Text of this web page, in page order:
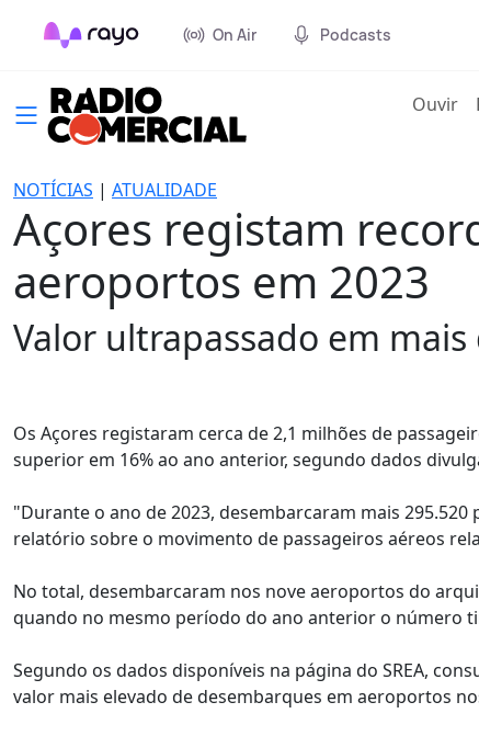
On Air Podcasts
Ouvir
NOTÍCIAS | ATUALIDADE
Açores registam
aeroportos em 2023
Valor ultrapassado em mais
Os Açores registaram cerca de 2,1 milhões de
superior em 16% ao ano anterior, segundo dados
"Durante o ano de 2023, desembarcaram mais
relatório sobre o movimento de passageiros aéreos
No total, desembarcaram nos nove aeroportos do
quando no mesmo período do ano anterior o número
Segundo os dados disponíveis na página do SREA,
valor mais elevado de desembarques em aeroportos